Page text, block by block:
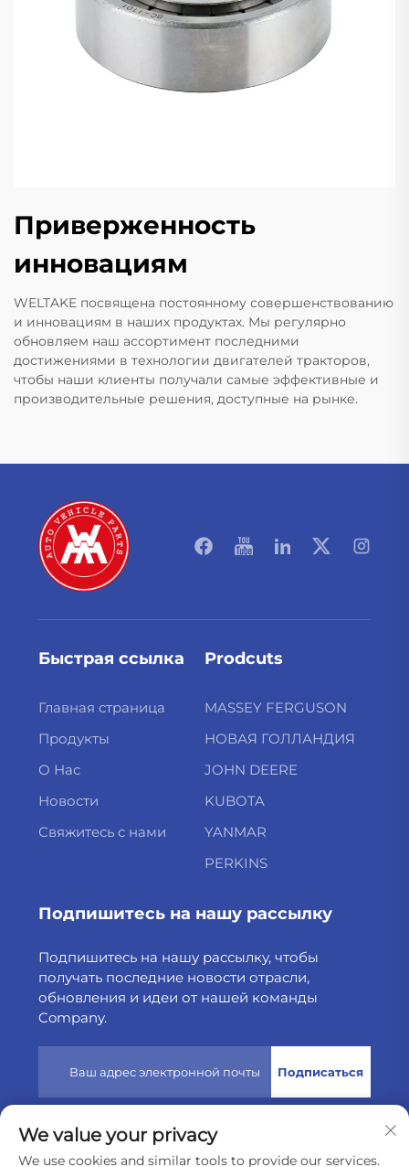
Приверженность
инновациям
WELTAKE посвящена постоянному совершенствованию
и инновациям в наших продуктах. Мы регулярно
обновляем наш ассортимент последними
достижениями в технологии двигателей тракторов,
чтобы наши клиенты получали самые эффективные и
производительные решения, доступные на рынке.
Быстрая ссылка
Главная страница
Продукты
О Нас
Новости
Свяжитесь с нами
Prodcuts
MASSEY FERGUSON
НОВАЯ ГОЛЛАНДИЯ
JOHN DEERE
KUBOTA
YANMAR
PERKINS
Подпишитесь на нашу рассылку
Подпишитесь на нашу рассылку, чтобы
получать последние новости отрасли,
обновления и идеи от нашей команды
Company.
Подписаться
Авторские права © 2025 защищены компанией Weltake
Import & Export Company Limited
Политика
We value your privacy
We use cookies and similar tools to provide our services.